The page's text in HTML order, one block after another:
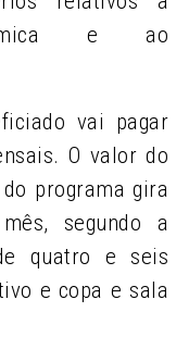
e ao
vai pagar
O valor do
programa gira
segundo a
quatro e seis
e copa e sala